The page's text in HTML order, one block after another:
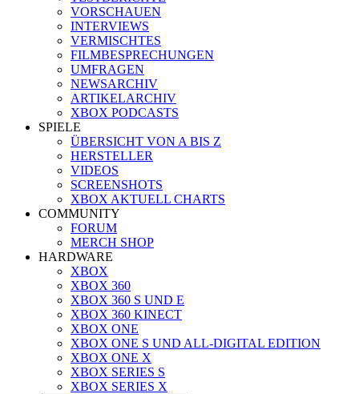
VORSCHAUEN
INTERVIEWS
VERMISCHTES
FILMBESPRECHUNGEN
UMFRAGEN
NEWSARCHIV
ARTIKELARCHIV
XBOX PODCASTS
SPIELE
ÜBERSICHT VON A BIS Z
HERSTELLER
VIDEOS
SCREENSHOTS
XBOX AKTUELL CHARTS
COMMUNITY
FORUM
MERCH SHOP
HARDWARE
XBOX
XBOX 360
XBOX 360 S UND E
XBOX 360 KINECT
XBOX ONE
XBOX ONE S UND ALL-DIGITAL EDITION
XBOX ONE X
XBOX SERIES S
XBOX SERIES X